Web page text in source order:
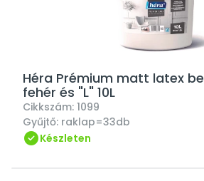
Héra Prémium matt latex
fehér és "L" 10L
Cikkszám: 1099
Gyűjtő: raklap=33db
Készleten